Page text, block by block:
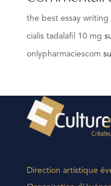
the best essay writing
cialis tadalafil 10 mg
onlypharmaciescom
Direction artistique